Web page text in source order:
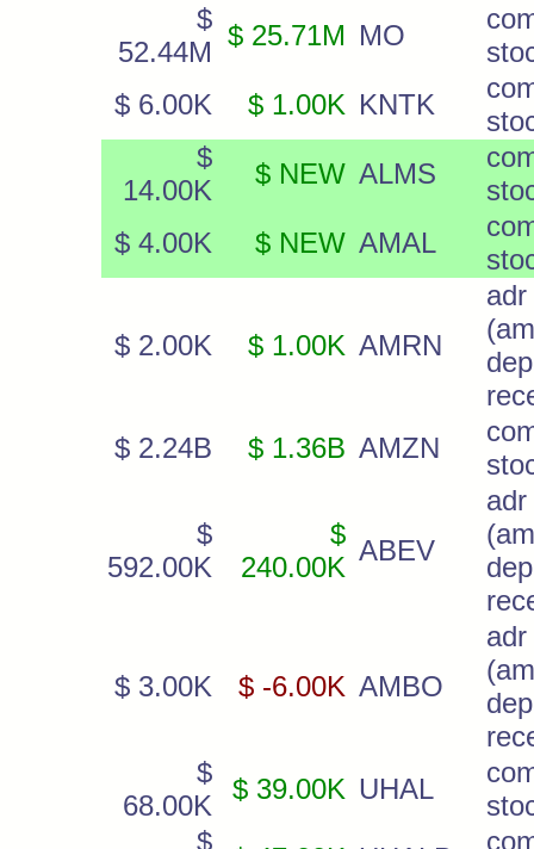
$
52.44M
$ 25.71M MO
$ 6.00K
$ 1.00K KNTK
$
14.00K
$ NEW ALMS
$ 4.00K
$ NEW AMAL
$ 2.00K $ 1.00K AMRN
adr
$ 2.24B
$ 1.36B AMZN
$
592.00K
$
240.00K
ABEV
adr
$ 3.00K $ -6.00K AMBO
adr
$
68.00K
$ 39.00K UHAL
$